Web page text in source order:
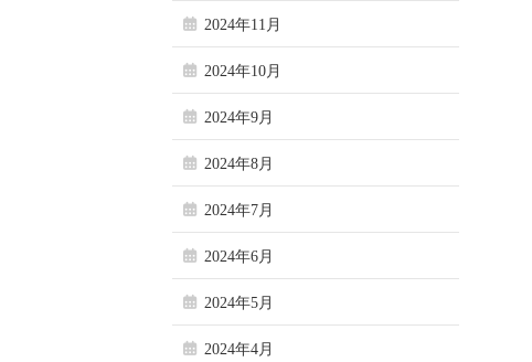
2024年11月
2024年10月
2024年9月
2024年8月
2024年7月
2024年6月
2024年5月
2024年4月